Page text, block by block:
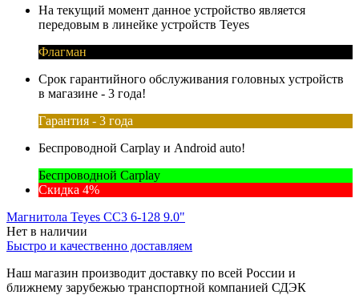
На текущий момент данное устройство является
передовым в линейке устройств Teyes
Флагман
Срок гарантийного обслуживания головных устройств
в магазине - 3 года!
Гарантия - 3 года
Беспроводной Carplay и Android auto!
Беспроводной Carplay
Скидка 4%
Магнитола Teyes CC3 6-128 9.0"
Нет в наличии
Быстро и качественно доставляем
Наш магазин производит доставку по всей России и
ближнему зарубежью транспортной компанией СДЭК